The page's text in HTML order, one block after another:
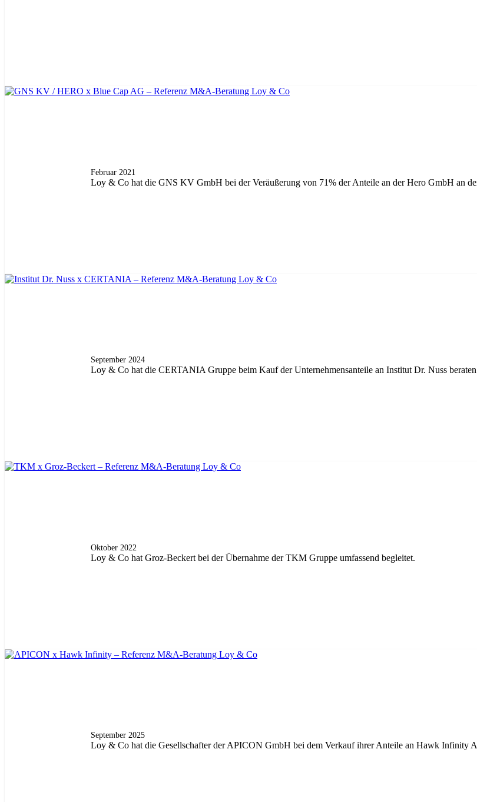
Februar 2021
Loy & Co hat die GNS KV GmbH bei der Veräußerung von 71% der Anteile an der Hero GmbH an
September 2024
Loy & Co hat die CERTANIA Gruppe beim Kauf der Unternehmensanteile an Institut Dr. Nuss
Oktober 2022
Loy & Co hat Groz-Beckert bei der Übernahme der TKM Gruppe umfassend begleitet.
September 2025
Loy & Co hat die Gesellschafter der APICON GmbH bei dem Verkauf ihrer Anteile an Hawk Infinity